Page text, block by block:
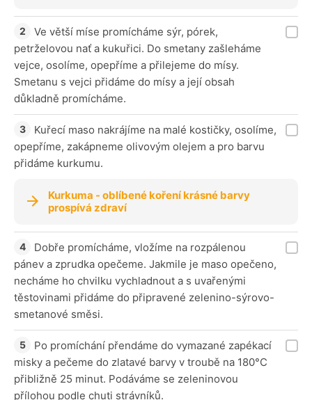
Ve větší míse promícháme sýr, pórek,
petrželovou nať a kukuřici. Do smetany zašleháme
vejce, osolíme, opepříme a přilejeme do mísy.
Smetanu s vejci přidáme do mísy a její obsah
důkladně promícháme.
Kuřecí maso nakrájíme na malé kostičky, osolíme,
opepříme, zakápneme olivovým olejem a pro barvu
přidáme kurkumu.
Kurkuma - oblíbené koření krásné barvy
prospívá zdraví
Dobře promícháme, vložíme na rozpálenou
pánev a zprudka opečeme. Jakmile je maso opečeno,
necháme ho chvilku vychladnout a s uvařenými
těstovinami přidáme do připravené zelenino-sýrovo-
smetanové směsi.
Po promíchání přendáme do vymazané zapékací
misky a pečeme do zlatavé barvy v troubě na 180°C
přibližně 25 minut. Podáváme se zeleninovou
přílohou podle chuti strávníků.